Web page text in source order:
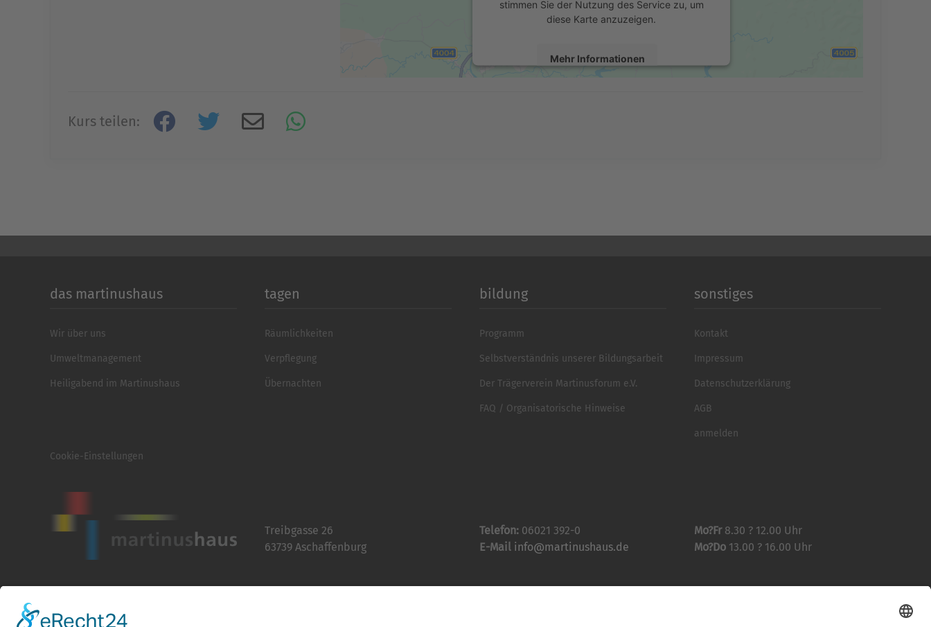
stimmen Sie der Nutzung des Service zu, um
diese Karte anzuzeigen.
Mehr Informationen
Kurs teilen:
das martinushaus
Wir über uns
Umweltmanagement
Heiligabend im Martinushaus
tagen
Räumlichkeiten
Verpflegung
Übernachten
bildung
Programm
Selbstverständnis unserer Bildungsarbeit
Der Trägerverein Martinusforum e.V.
FAQ / Organisatorische Hinweise
sonstiges
Kontakt
Impressum
Datenschutzerklärung
AGB
anmelden
Cookie-Einstellungen
Treibgasse 26
63739 Aschaffenburg
Telefon: 06021 392-0
E-Mail info@martinushaus.de
Mo?Fr 8.30 ? 12.00 Uhr
Mo?Do 13.00 ? 16.00 Uhr